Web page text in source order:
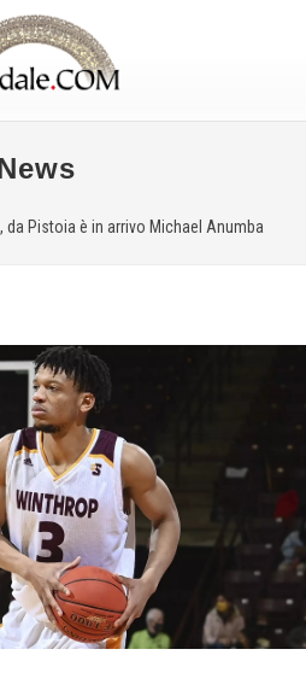
da Pistoia è in arrivo Michael Anumba